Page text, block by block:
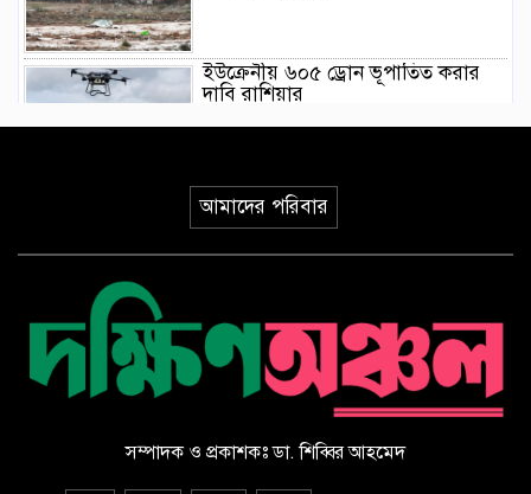
ইউক্রেনীয় ৬০৫ ড্রোন ভূপাতিত করার
দাবি রাশিয়ার
মিয়ানমারের সাবেক জান্তা প্রধানের প্রথম
থাইল্যান্ড সফর
ভারতের আসামে ভয়াবহ বন্যায় মৃত্যু
আমাদের পরিবার
সম্পাদক ও প্রকাশকঃ ডা. শিব্বির আহমেদ